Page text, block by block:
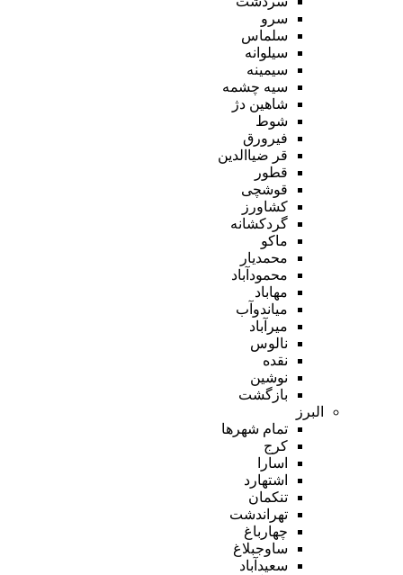
سرو
سلماس
سیلوانه
سیمینه
سیه چشمه
شاهین دژ
شوط
فیرورق
قر ضیاالدین
قطور
قوشچی
کشاورز
گردکشانه
ماکو
محمدیار
محمودآباد
مهاباد
میاندوآب
میرآباد
نالوس
نقده
نوشین
بازگشت
البرز
تمام شهر‌ها
کرج
اسارا
اشتهارد
تنکمان
تهراندشت
چهارباغ
ساوجبلاغ
سعیدآباد